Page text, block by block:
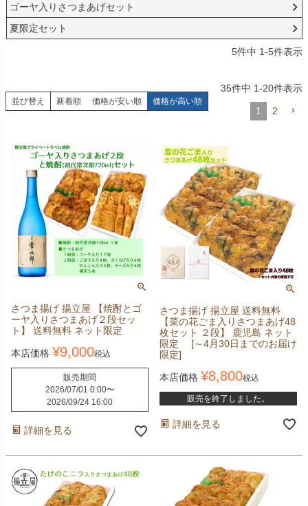
ゴーヤ入りさつまあげセット
夏限定セット
5件中 1-5件表示
並び替え 新着順 価格が安い順 価格が高い順
35件中 1-20件表示
1 2
さつま揚げ 揚立屋 【焼酎とゴ
ーヤ入りさつまあげ２段セッ
ト】 送料無料 ネット限定
本店価格 ¥9,000税込
販売期間
2026/07/01 0:00〜
2026/09/24 16:00
詳細を見る
さつま揚げ 揚立屋 送料無料
【菜の花ごま入りさつまあげ48
枚セット ２段】 鹿児島 ネット
限定 [～4月30日までのお届け
限定]
本店価格 ¥8,800税込
販売を終了しました。
詳細を見る